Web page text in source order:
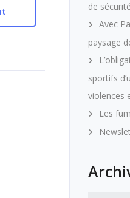
de
Avec
paysage
sportifs
violences
Les